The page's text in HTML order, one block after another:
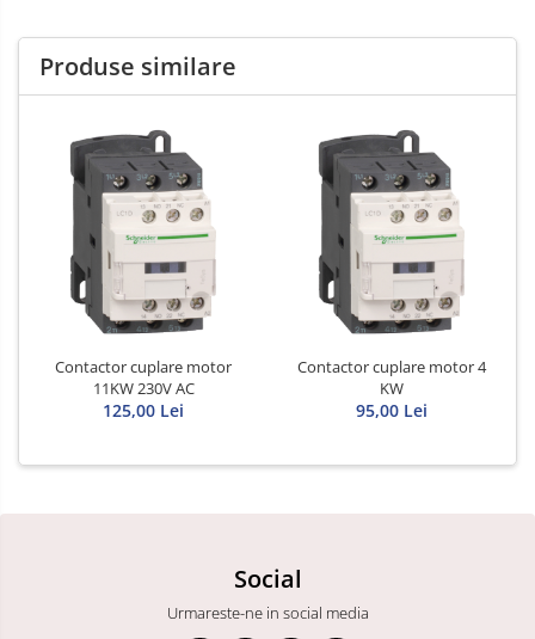
Produse similare
Contactor cuplare motor
11KW 230V AC
125,00 Lei
Contactor cuplare motor 4
KW
95,00 Lei
Social
Urmareste-ne in social media